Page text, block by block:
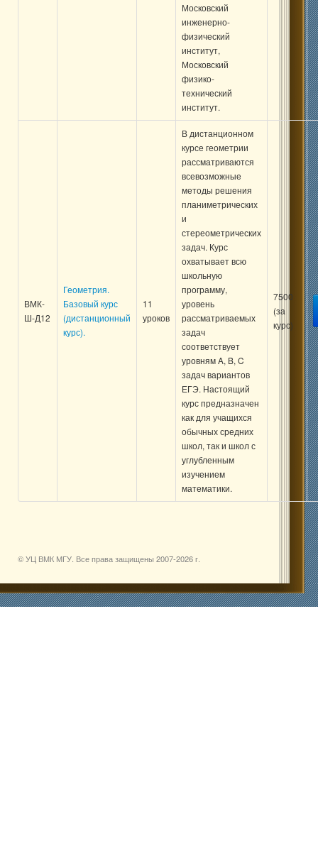
Московский
инженерно-
физический
институт,
Московский
физико-
технический
институт.
ВМК-
Ш-Д12
Геометрия.
Базовый курс
(дистанционный
курс).
11
уроков
В дистанционном
курсе геометрии
рассматриваются
всевозможные
методы решения
планиметрических
и
стереометрических
задач. Курс
охватывает всю
школьную
программу,
уровень
рассматриваемых
задач
соответствует
уровням A, B, C
задач вариантов
ЕГЭ. Настоящий
курс предназначен
как для учащихся
обычных средних
школ, так и школ с
углубленным
изучением
математики.
7500
(за
курс)
© УЦ ВМК МГУ. Все права защищены 2007-2026 г.